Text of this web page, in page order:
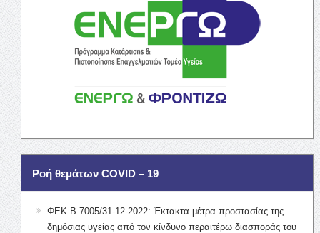
Ροή θεμάτων COVID – 19
ΦΕΚ Β 7005/31-12-2022: Έκτακτα μέτρα προστασίας της
δημόσιας υγείας από τον κίνδυνο περαιτέρω διασποράς του